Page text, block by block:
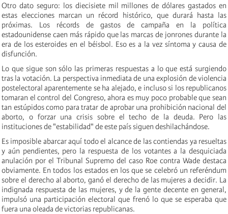
Otro dato seguro: los diecisiete mil millones de dólares gastados en
estas elecciones marcan un récord histórico, que durará hasta las
próximas. Los récords de gastos de campaña en la política
estadounidense caen más rápido que las marcas de jonrones durante la
era de los esteroides en el béisbol. Eso es a la vez síntoma y causa de
disfunción.
Lo que sigue son sólo las primeras respuestas a lo que está surgiendo
tras la votación. La perspectiva inmediata de una explosión de violencia
postelectoral aparentemente se ha alejado, e incluso si los republicanos
tomaran el control del Congreso, ahora es muy poco probable que sean
tan estúpidos como para tratar de aprobar una prohibición nacional del
aborto, o forzar una crisis sobre el techo de la deuda. Pero las
instituciones de "estabilidad" de este país siguen deshilachándose.
Es imposible abarcar aquí todo el alcance de las contiendas ya resueltas
y aún pendientes, pero la respuesta de los votantes a la desquiciada
anulación por el Tribunal Supremo del caso Roe contra Wade destaca
obviamente. En todos los estados en los que se celebró un referéndum
sobre el derecho al aborto, ganó el derecho de las mujeres a decidir. La
indignada respuesta de las mujeres, y de la gente decente en general,
impulsó una participación electoral que frenó lo que se esperaba que
fuera una oleada de victorias republicanas.